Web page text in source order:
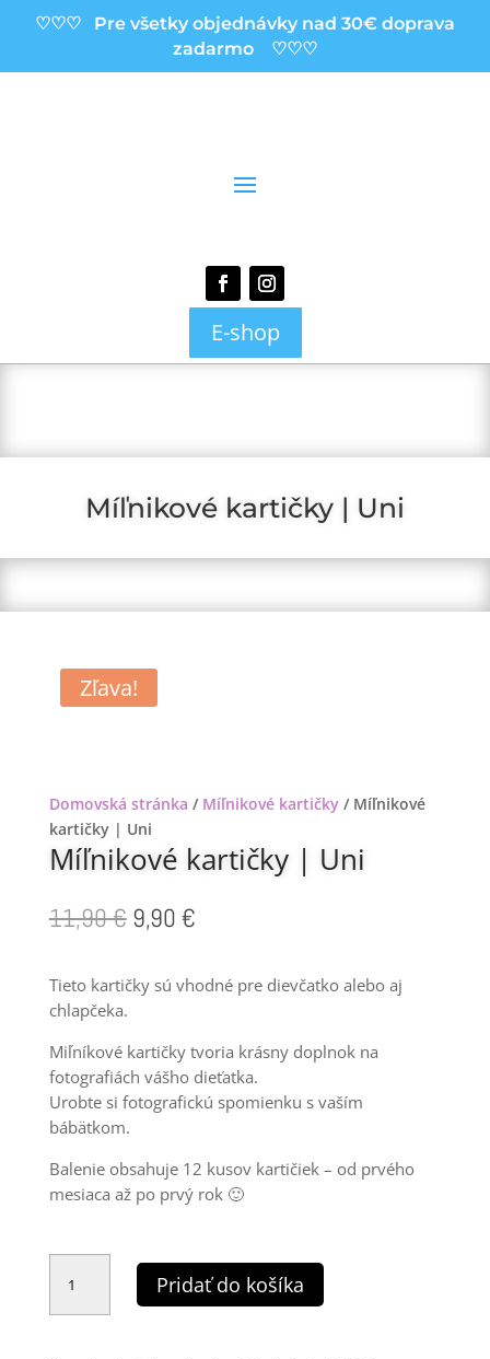
♡♡♡ Pre všetky objednávky nad 30€ doprava
zadarmo ♡♡♡
E-shop
Míľnikové kartičky | Uni
Zľava!
Domovská stránka / Míľnikové kartičky/ Míľnikové
kartičky | Uni
Míľnikové kartičky | Uni
11,90€ Pôvodná
11,90 €.
9,90 €Aktuálna
9,90 €.
Tieto kartičky sú vhodné pre dievčatko alebo aj
chlapčeka.
Miľníkové kartičky tvoria krásny doplnok na
fotografiách vášho dieťatka.
Urobte si fotografickú spomienku s vaším
bábätkom.
Balenie obsahuje 12 kusov kartičiek – od prvého
mesiaca až po prvý rok 🙂
množstvo
kartičky
Uni
Pridať do košíka